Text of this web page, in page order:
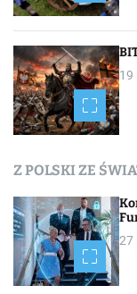
p
i
s
a
19
Z POLSKI ZE
27